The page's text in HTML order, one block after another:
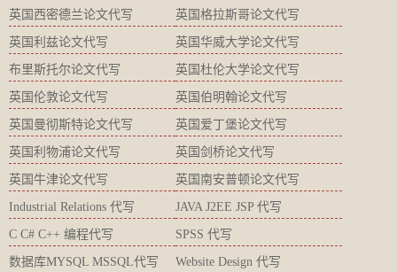
英国西密德兰论文代写 英国格拉斯哥论文代写
英国利兹论文代写 英国华威大学论文代写
布里斯托尔论文代写 英国杜伦大学论文代写
英国伦敦论文代写 英国伯明翰论文代写
英国曼彻斯特论文代写 英国爱丁堡论文代写
英国利物浦论文代写 英国剑桥论文代写
英国牛津论文代写 英国南安普顿论文代写
Industrial Relations 代写 JAVA J2EE JSP 代写
C C# C++ 编程代写 SPSS 代写
数据库MYSQL MSSQL代写 Website Design 代写